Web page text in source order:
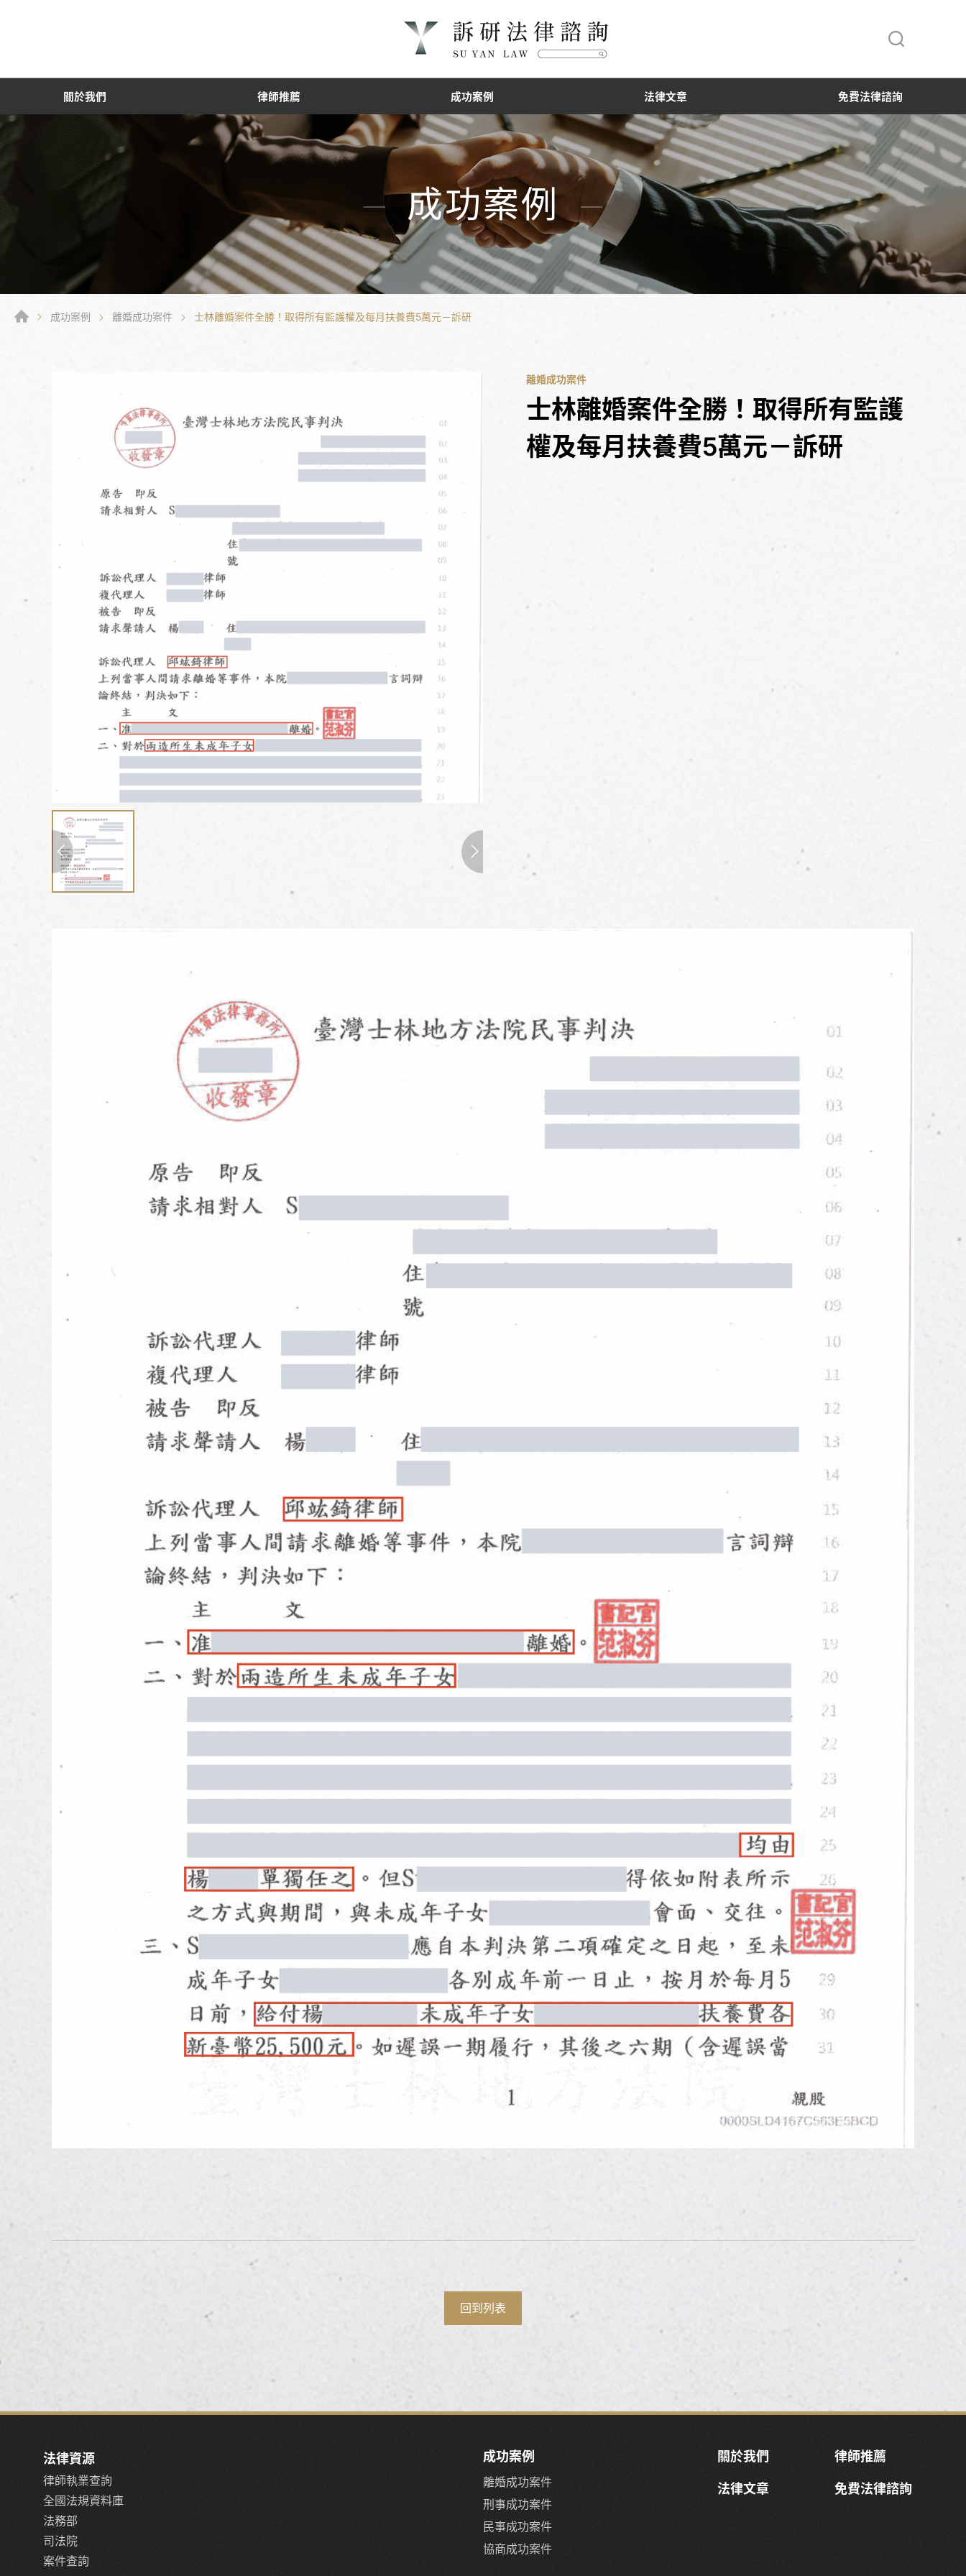
關於我們 律師推薦 成功案例 法律文章 免費法律諮詢
成功案例
成功案例 離婚成功案件 士林離婚案件全勝！取得所有監護權及每月扶養費5萬元－訴研
離婚成功案件
士林離婚案件全勝！取得所有監護
權及每月扶養費5萬元－訴研
回到列表
成功案例
離婚成功案件
刑事成功案件
民事成功案件
協商成功案件
關於我們 律師推薦
法律文章 免費法律諮詢
法律資源
律師執業查詢
全國法規資料庫
法務部
司法院
案件查詢